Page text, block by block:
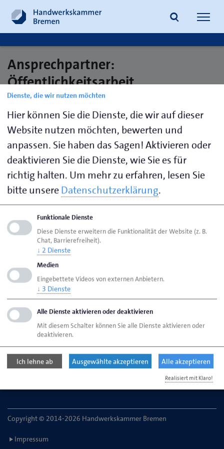
Suche
Ansprechpartner:
Öffentlichkeitsarbeit
Brandt,
Oliver
0421 30500-
307
brandt.oliver@hwk-
bremen.de
Seite empfehlen
HWK Bremen
Handwerkskammer Bremen
Ansgaritorstr. 24
28195 Bremen
Telefon: 0421 30500-0
E-Mail:service@hwk-bremen.de
Copyright © 2014-2026 Handwerkskammer Bremen
Impressum
Dienste, die wir nutzen möchten
Hier können Sie die Dienste, die wir auf dieser
Website nutzen möchten, bewerten und
anpassen. Sie haben das Sagen! Aktivieren oder
deaktivieren Sie die Dienste, wie Sie es für
richtig halten. Um mehr zu erfahren, lesen Sie
bitte unsereDatenschutzerklärung.
Funktionale Dienste
Diese Dienste erweitern die Funktionalität der Website (z. B.
Chat, Barrierefreiheit).
↓ 2 Dienste
Medien
Eingebettete Videos von externen Anbietern.
↓ 3 Dienste
Alle Dienste aktivieren oder deaktivieren
Mit diesem Schalter können Sie alle Dienste aktivieren oder
deaktivieren.
Ich lehne ab Ausgewählte akzeptieren Alle akzeptieren
Realisiert mit Klaro!